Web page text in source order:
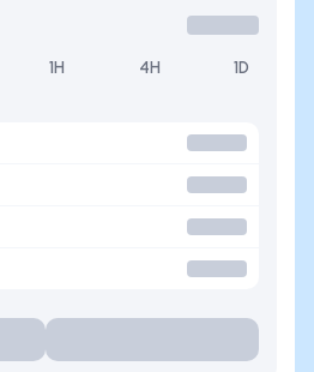
1H 4H 1D